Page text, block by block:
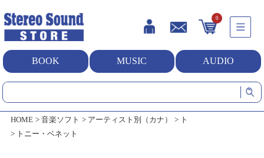
0
BOOK MUSIC AUDIO
HOME 音楽ソフト アーティスト別（カナ）
ト
トニー・ベネット